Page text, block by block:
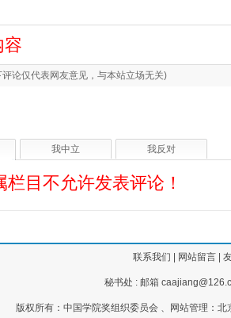
容
评论仅代表网友意见，与本站立场无关)
我中立 我反对
栏目不允许发表评论！
联系我们 网站留言|
秘书处 : 邮箱
版权所有：中国学院奖组织委员会 、网站管理：